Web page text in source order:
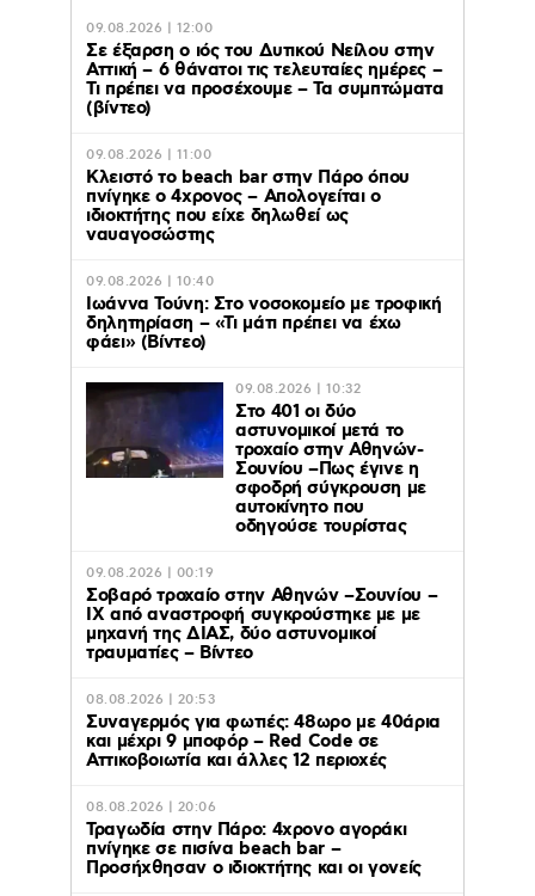
09.08.2026 | 12:00
Σε έξαρση ο ιός του Δυτικού Νείλου στην
Αττική – 6 θάνατοι τις τελευταίες ημέρες –
Τι πρέπει να προσέχουμε – Τα συμπτώματα
(βίντεο)
09.08.2026 | 11:00
Κλειστό το beach bar στην Πάρο όπου
πνίγηκε ο 4χρονος – Απολογείται ο
ιδιοκτήτης που είχε δηλωθεί ως
ναυαγοσώστης
09.08.2026 | 10:40
Ιωάννα Τούνη: Στο νοσοκομείο με τροφική
δηλητηρίαση – «Τι μάτι πρέπει να έχω
φάει» (Βίντεο)
09.08.2026 | 10:32
Στο 401 οι δύο
αστυνομικοί μετά το
τροχαίο στην Αθηνών-
Σουνίου –Πως έγινε η
σφοδρή σύγκρουση με
αυτοκίνητο που
οδηγούσε τουρίστας
09.08.2026 | 00:19
Σοβαρό τροχαίο στην Αθηνών –Σουνίου –
ΙΧ από αναστροφή συγκρούστηκε με με
μηχανή της ΔΙΑΣ, δύο αστυνομικοί
τραυματίες – Βίντεο
08.08.2026 | 20:53
Συναγερμός για φωτιές: 48ωρο με 40άρια
και μέχρι 9 μποφόρ – Red Code σε
Αττικοβοιωτία και άλλες 12 περιοχές
08.08.2026 | 20:06
Τραγωδία στην Πάρο: 4χρονο αγοράκι
πνίγηκε σε πισίνα beach bar –
Προσήχθησαν ο ιδιοκτήτης και οι γονείς